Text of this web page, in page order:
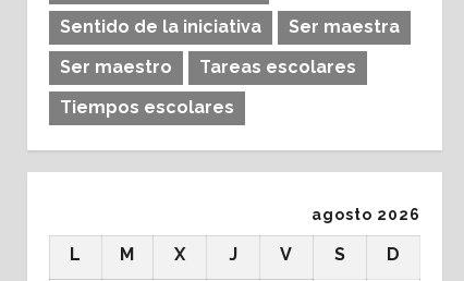
Sentido de la iniciativa
Ser maestra
Ser maestro
Tareas escolares
Tiempos escolares
agosto 2026
L M X J V S D